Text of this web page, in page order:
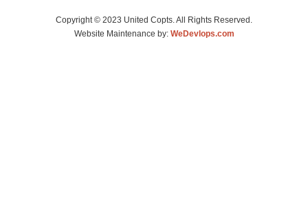
Copyright © 2023 United Copts. All Rights Reserved.
Website Maintenance by: WeDevlops.com